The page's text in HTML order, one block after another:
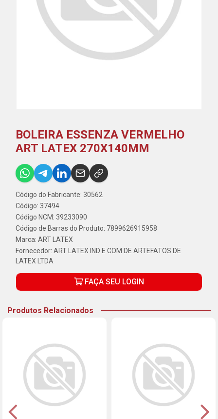
BOLEIRA ESSENZA VERMELHO
ART LATEX 270X140MM
Código do Fabricante: 30562
Código: 37494
Código NCM: 39233090
Código de Barras do Produto: 7899626915958
Marca: ART LATEX
Fornecedor: ART LATEX IND E COM DE ARTEFATOS DE
LATEX LTDA
FAÇA SEU LOGIN
Produtos Relacionados